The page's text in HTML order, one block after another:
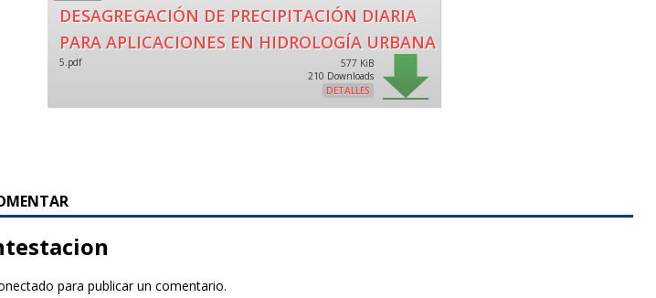
DESAGREGACIÓN DE PRECIPITACIÓN DIARIA
PARA APLICACIONES EN HIDROLOGÍA URBANA
5.pdf
577 KiB
210 Downloads
DETALLES
para publicar un comentario.